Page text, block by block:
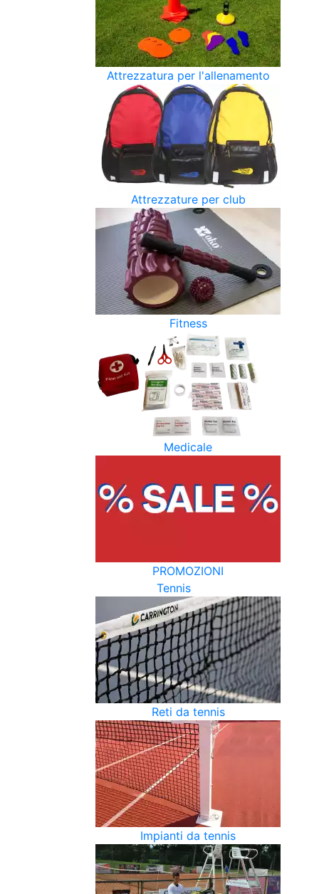
Attrezzatura per l'allenamento
Attrezzature per club
Fitness
Medicale
PROMOZIONI
Tennis
Reti da tennis
Impianti da tennis